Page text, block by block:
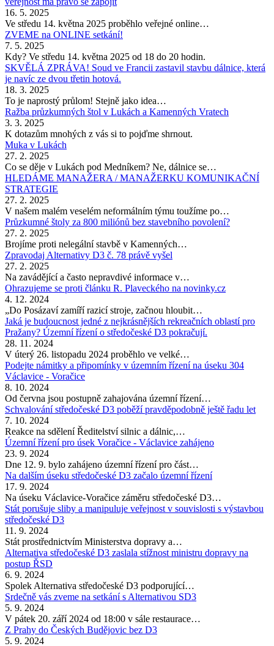
16. 5. 2025
Ve středu 14. května 2025 proběhlo veřejné online…
ZVEME na ONLINE setkání!
7. 5. 2025
Kdy? Ve středu 14. května 2025 od 18 do 20 hodin.
SKVĚLÁ ZPRÁVA! Soud ve Francii zastavil stavbu dálnice, která
je navíc ze dvou třetin hotová.
18. 3. 2025
To je naprostý průlom! Stejně jako idea…
Ražba průzkumných štol v Lukách a Kamenných Vratech
3. 3. 2025
K dotazům mnohých z vás si to pojďme shrnout.
Muka v Lukách
27. 2. 2025
Co se děje v Lukách pod Medníkem? Ne, dálnice se…
HLEDÁME MANAŽERA / MANAŽERKU KOMUNIKAČNÍ
STRATEGIE
27. 2. 2025
V našem malém veselém neformálním týmu toužíme po…
Průzkumné štoly za 800 miliónů bez stavebního povolení?
27. 2. 2025
Brojíme proti nelegální stavbě v Kamenných…
Zpravodaj Alternativy D3 č. 78 právě vyšel
27. 2. 2025
Na zavádějící a často nepravdivé informace v…
Ohrazujeme se proti článku R. Plaveckého na novinky.cz
4. 12. 2024
„Do Posázaví zamíří razicí stroje, začnou hloubit…
Jaká je budoucnost jedné z nejkrásnějších rekreačních oblastí pro
Pražany? Územní řízení o středočeské D3 pokračují.
28. 11. 2024
V úterý 26. listopadu 2024 proběhlo ve velké…
Podejte námitky a připomínky v územním řízení na úseku 304
Václavice - Voračice
8. 10. 2024
Od června jsou postupně zahajována územní řízení…
Schvalování středočeské D3 poběží pravděpodobně ještě řadu let
7. 10. 2024
Reakce na sdělení Ředitelství silnic a dálnic,…
Územní řízení pro úsek Voračice - Václavice zahájeno
23. 9. 2024
Dne 12. 9. bylo zahájeno územní řízení pro část…
Na dalším úseku středočeské D3 začalo územní řízení
17. 9. 2024
Na úseku Václavice-Voračice záměru středočeské D3…
Stát porušuje sliby a manipuluje veřejnost v souvislosti s výstavbou
středočeské D3
11. 9. 2024
Stát prostřednictvím Ministerstva dopravy a…
Alternativa středočeské D3 zaslala stížnost ministru dopravy na
postup ŘSD
6. 9. 2024
Spolek Alternativa středočeské D3 podporující…
Srdečně vás zveme na setkání s Alternativou SD3
5. 9. 2024
V pátek 20. září 2024 od 18:00 v sále restaurace…
Z Prahy do Českých Budějovic bez D3
5. 9. 2024